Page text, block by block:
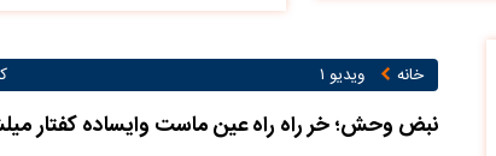
خانه ویدیو ۱
نبض وحش؛ خر راه راه عین ماست وایساده کفتار